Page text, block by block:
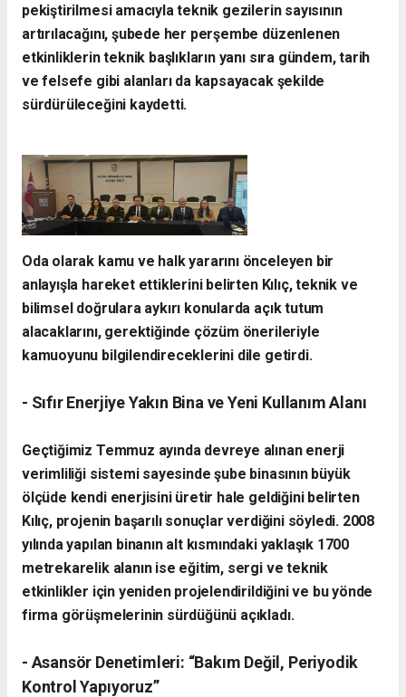
pekiştirilmesi amacıyla teknik gezilerin sayısının
artırılacağını, şubede her perşembe düzenlenen
etkinliklerin teknik başlıkların yanı sıra gündem, tarih
ve felsefe gibi alanları da kapsayacak şekilde
sürdürüleceğini kaydetti.
Oda olarak kamu ve halk yararını önceleyen bir
anlayışla hareket ettiklerini belirten Kılıç, teknik ve
bilimsel doğrulara aykırı konularda açık tutum
alacaklarını, gerektiğinde çözüm önerileriyle
kamuoyunu bilgilendireceklerini dile getirdi.
- Sıfır Enerjiye Yakın Bina ve Yeni Kullanım Alanı
Geçtiğimiz Temmuz ayında devreye alınan enerji
verimliliği sistemi sayesinde şube binasının büyük
ölçüde kendi enerjisini üretir hale geldiğini belirten
Kılıç, projenin başarılı sonuçlar verdiğini söyledi. 2008
yılında yapılan binanın alt kısmındaki yaklaşık 1700
metrekarelik alanın ise eğitim, sergi ve teknik
etkinlikler için yeniden projelendirildiğini ve bu yönde
firma görüşmelerinin sürdüğünü açıkladı.
- Asansör Denetimleri: “Bakım Değil, Periyodik
Kontrol Yapıyoruz”